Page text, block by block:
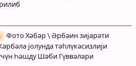
Фото Хәбәр \ Әрбәин зијарәти
јолунда тәһлүкәсизлији
Һәшду Шәби Гүввәләри